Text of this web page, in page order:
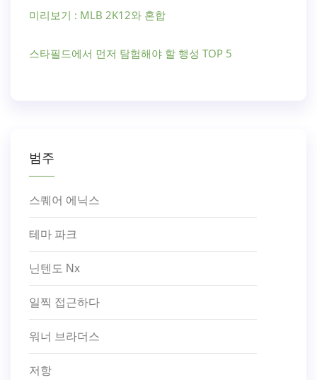
미리보기 : MLB 2K12와 혼합
스타필드에서 먼저 탐험해야 할 행성 TOP 5
범주
스퀘어 에닉스
테마 파크
닌텐도 Nx
일찍 접근하다
워너 브라더스
저항